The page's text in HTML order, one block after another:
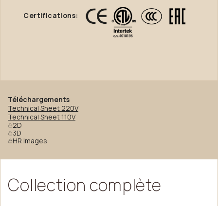
Certifications:
Téléchargements
Technical Sheet 220V
Technical Sheet 110V
2D
3D
HR Images
Collection complète